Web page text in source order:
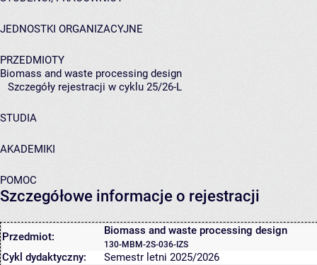
JEDNOSTKI ORGANIZACYJNE
PRZEDMIOTY
Biomass and waste processing design
Szczegóły rejestracji w cyklu 25/26-L
STUDIA
AKADEMIKI
POMOC
Szczegółowe informacje o rejestracji
Przedmiot: Biomass and waste processing design
130-MBM-2S-036-IZS
Cykl dydaktyczny: Semestr letni 2025/2026